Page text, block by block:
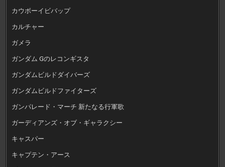
カウボーイビバップ
カルチャー
ガメラ
ガンダム Gのレコンギスタ
ガンダムビルドダイバーズ
ガンダムビルドファイターズ
ガンパレード・マーチ 新たなる行軍歌
ガーディアンズ・オブ・ギャラクシー
キャスパー
キャプテン・アース